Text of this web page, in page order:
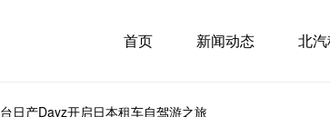
首页 新闻动态 北
日产Dayz开启日本租车自驾游之旅